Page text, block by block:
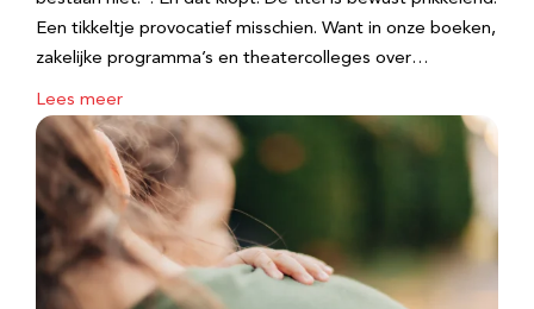
Een tikkeltje provocatief misschien. Want in onze boeken,
zakelijke programma’s en theatercolleges over…
Lees meer